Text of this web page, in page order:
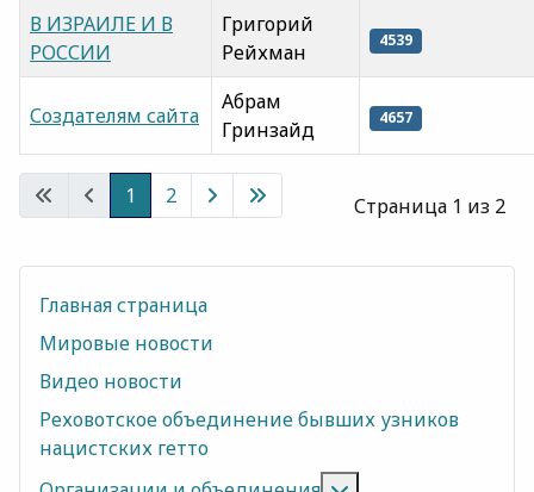
Материалы
В ИЗРАИЛЕ И В
РОССИИ
Григорий
Рейхман
4539
Создателям сайта
Абрам
Гринзайд
4657
Страница 1 из 2
1 2
Главная страница
Мировые новости
Видео новости
Реховотское объединение бывших узников
нацистских гетто